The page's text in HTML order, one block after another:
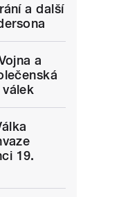
a další
a
19.